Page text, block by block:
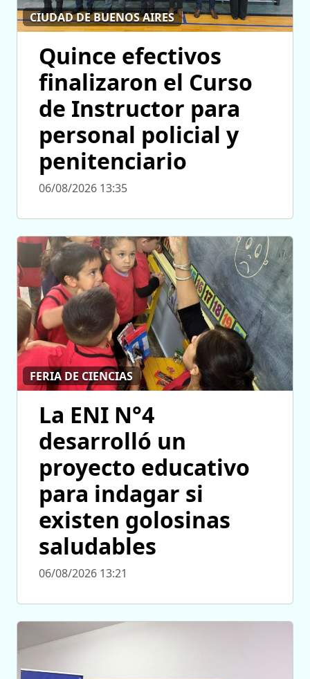
CIUDAD DE BUENOS AIRES
Quince efectivos
finalizaron el Curso
de Instructor para
personal policial y
penitenciario
06/08/2026 13:35
FERIA DE CIENCIAS
La ENI N°4
desarrolló un
proyecto educativo
para indagar si
existen golosinas
saludables
06/08/2026 13:21